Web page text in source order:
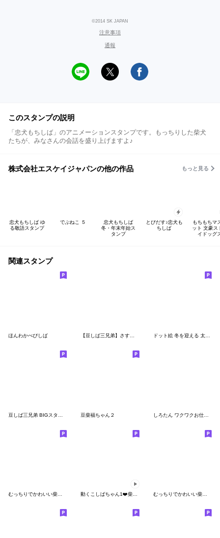
©2014 SK JAPAN
注意事項
通報
このスタンプの説明
「忠犬もちしば」のアニメーションスタンプです。もっちりした柴犬
たちが、みなさんの会話を盛り上げますよ♪
株式会社エスケイジャパンの他の作品 もっと見る
忠犬もちしば ゆ
る敬語スタンプ
でぶねこ ５
忠犬もちしば
冬・年末年始ス
タンプ
とびだす♪忠犬も
ちしば
もちもちマ
ット 文豪ス
イドッグ
関連スタンプ
ほんわかべびしば 【豆しば三兄弟】さすけさんぽ2 ドット絵 冬を迎える 太っちょ柴犬 40種
豆柴福ちゃん２ しろたん ワクワクお仕事スタンプ
むっちりでかわいい柴犬２